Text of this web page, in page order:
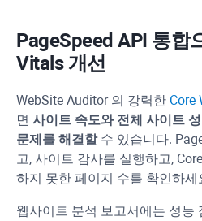
PageSpeed API 통합
Vitals개선
WebSite Auditor의 강력한 Core
면 사이트 속도와 전체 사이트
문제를 해결할수 있습니다.
고, 사이트 감사를 실행하고,
하지 못한 페이지 수를 확인하세
웹사이트 분석 보고서에는 성능